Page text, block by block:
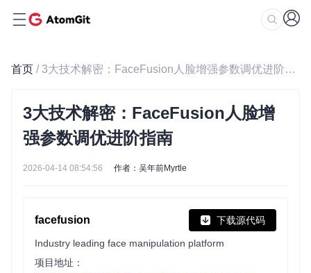
首页 / 3大技术解密：FaceFusion人脸增强参数调优进阶指南
3大技术解密：FaceFusion人脸增
强参数调优进阶指南
2026-04-14 08:54:56 作者：吴年前Myrtle
facefusion 下载源代码
Industry leading face manipulation platform
项目地址：